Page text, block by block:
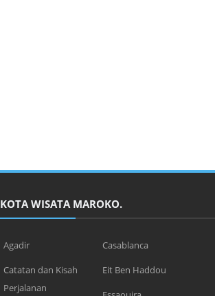
KOTA WISATA MAROKO.
Agadir
Casablanca
Catatan dan Kisah
Perjalanan
Eit Ben Haddou